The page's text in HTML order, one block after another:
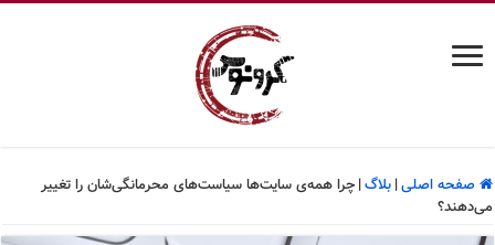
صفحه اصلی| بلاگ| چرا همه‌ی سایت‌ها سیاست‌های محرمانگی‌شان را تغییر
می‌دهند؟